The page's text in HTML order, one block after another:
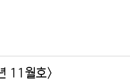
11월호>